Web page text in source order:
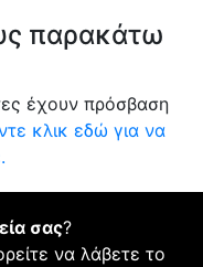
παρακάτω
έχουν πρόσβαση
κλικ εδώ για να
σας?
να λάβετε το